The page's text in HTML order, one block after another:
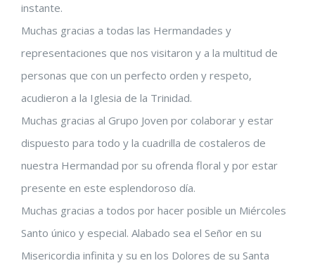
instante.
Muchas gracias a todas las Hermandades y
representaciones que nos visitaron y a la multitud de
personas que con un perfecto orden y respeto,
acudieron a la Iglesia de la Trinidad.
Muchas gracias al Grupo Joven por colaborar y estar
dispuesto para todo y la cuadrilla de costaleros de
nuestra Hermandad por su ofrenda floral y por estar
presente en este esplendoroso día.
Muchas gracias a todos por hacer posible un Miércoles
Santo único y especial. Alabado sea el Señor en su
Misericordia infinita y su en los Dolores de su Santa